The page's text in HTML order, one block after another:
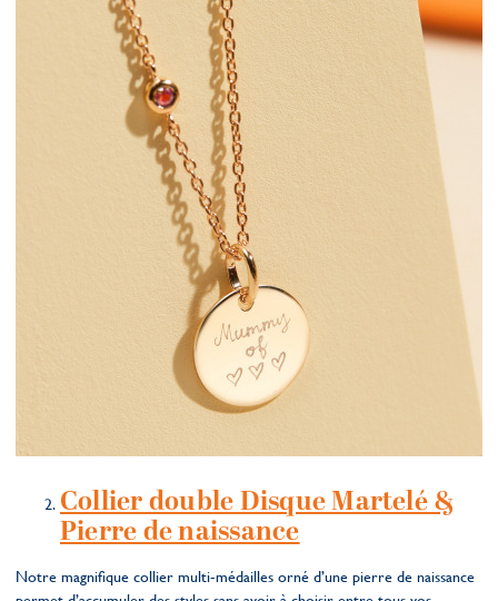
Collier double Disque Martelé &
Pierre de naissance
Notre magnifique collier multi-médailles orné d’une pierre de naissance